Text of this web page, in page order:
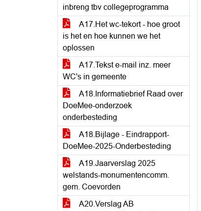
inbreng tbv collegeprogramma
A17.Het wc-tekort - hoe groot
is het en hoe kunnen we het
oplossen
A17.Tekst e-mail inz. meer
WC's in gemeente
A18.Informatiebrief Raad over
DoeMee-onderzoek
onderbesteding
A18.Bijlage - Eindrapport-
DoeMee-2025-Onderbesteding
A19.Jaarverslag 2025
welstands-monumentencomm.
gem. Coevorden
A20.Verslag AB